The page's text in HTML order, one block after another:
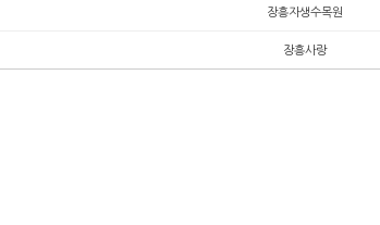
장흥자생수목원
장흥사랑